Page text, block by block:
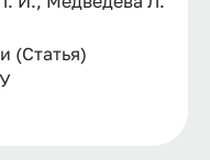
(Статья)